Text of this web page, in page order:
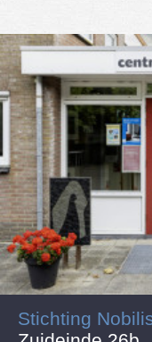
Stichting